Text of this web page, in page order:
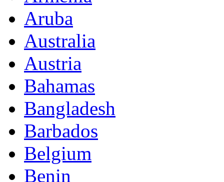
Aruba
Australia
Austria
Bahamas
Bangladesh
Barbados
Belgium
Benin